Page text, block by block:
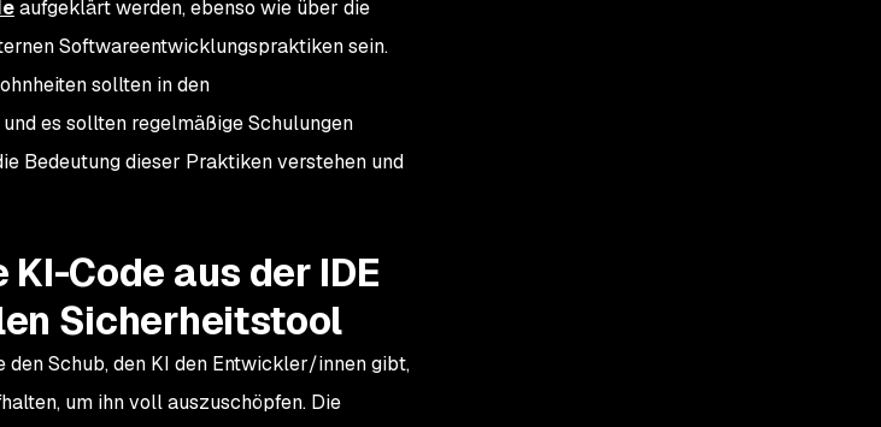
aufgeklärt werden, ebenso wie über die
Softwareentwicklungspraktiken sein.
sollten in den
es sollten regelmäßige Schulungen
Bedeutung dieser Praktiken verstehen und
Code aus der IDE
Sicherheitstool
den Schub, den KI den Entwickler/innen gibt,
um ihn voll auszuschöpfen. Die